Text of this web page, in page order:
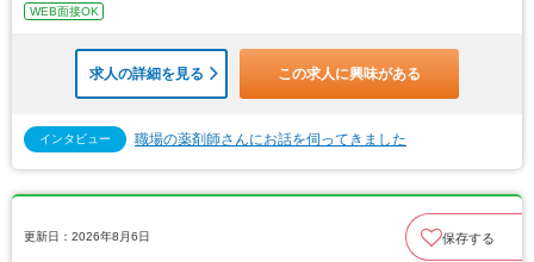
WEB面接OK
求人の詳細を見る この求人に興味がある
インタビュー 職場の薬剤師さんにお話を伺ってきました
更新日：2026年8月6日 保存する